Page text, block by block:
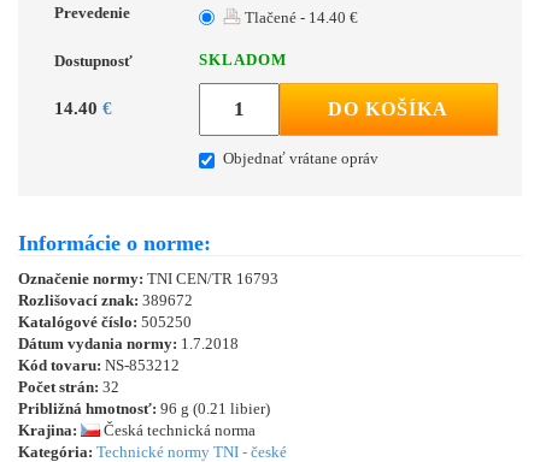
Prevedenie
Tlačené - 14.40 €
Dostupnosť SKLADOM
14.40 € DO KOŠÍKA
Objednať vrátane opráv
Informácie o norme:
Označenie normy: TNI CEN/TR 16793
Rozlišovací znak: 389672
Katalógové číslo: 505250
Dátum vydania normy: 1.7.2018
Kód tovaru: NS-853212
Počet strán: 32
Približná hmotnosť: 96 g (0.21 libier)
Krajina:
Česká technická norma
Kategória: Technické normy TNI - české